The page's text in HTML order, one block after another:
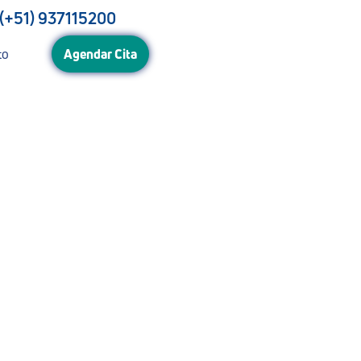
(+51) 937115200
Agendar Cita